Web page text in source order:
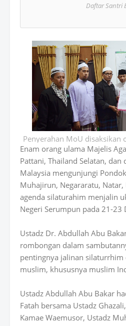
Daftar Santri
Penyerahan MoU
Enam orang ulama Majelis
Pattani, Thailand Selatan, dan
Malaysia mengunjungi
Muhajirun, Negararatu,
agenda silaturahim menjalin
Negeri Serumpun pada 21-23
Ustadz Dr. Abdullah Abu
rombongan dalam
pentingnya jalinan silaturrhim
muslim, khususnya muslim
Ustadz Abdullah Abu Bakar
Fatah bersama Ustadz
Kamae Waemusor, Ustadz